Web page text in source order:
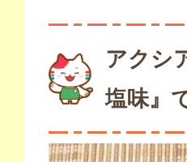
アクシ
塩味』